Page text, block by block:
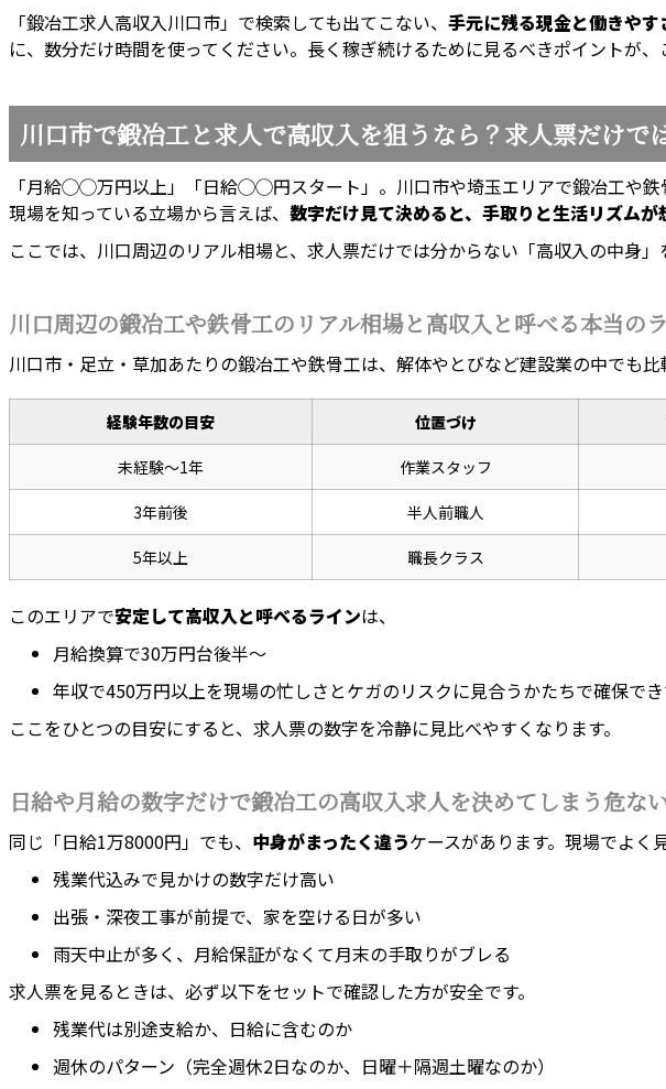
「鍛冶工求人高収入川口市」で検索しても出てこない、 手元に残る現金と働きや
に、数分だけ時間を使ってください。長く稼ぎ続けるために見るべきポイントが、
川口市で鍛冶工と求人で高収入を狙うなら？求人票だけで
「月給◯◯万円以上」「日給◯◯円スタート」。川口市や埼玉エリアで鍛冶工や鉄
現場を知っている立場から言えば、 数字だけ見て決めると、手取りと生活リズムが
ここでは、川口周辺のリアル相場と、求人票だけでは分からない「高収入の中身」
川口周辺の鍛冶工や鉄骨工のリアル相場と高収入と呼べる本当の
川口市・足立・草加あたりの鍛冶工や鉄骨工は、解体やとびなど建設業の中でも比
経験年数の目安 位置づけ
未経験〜1年 作業スタッフ
3年前後 半人前職人
5年以上 職長クラス
このエリアで安定して高収入と呼べるラインは、
月給換算で30万円台後半〜
年収で450万円以上を現場の忙しさとケガのリスクに見合うかたちで確保で
ここをひとつの目安にすると、求人票の数字を冷静に見比べやすくなります。
日給や月給の数字だけで鍛冶工の高収入求人を決めてしまう危な
同じ「日給1万8000円」でも、 中身がまったく違うケースがあります。現場でよく
残業代込みで見かけの数字だけ高い
出張・深夜工事が前提で、家を空ける日が多い
雨天中止が多く、月給保証がなくて月末の手取りがブレる
求人票を見るときは、必ず以下をセットで確認した方が安全です。
残業代は別途支給か、日給に含むのか
週休のパターン（完全週休2日なのか、日曜＋隔週土曜なのか）